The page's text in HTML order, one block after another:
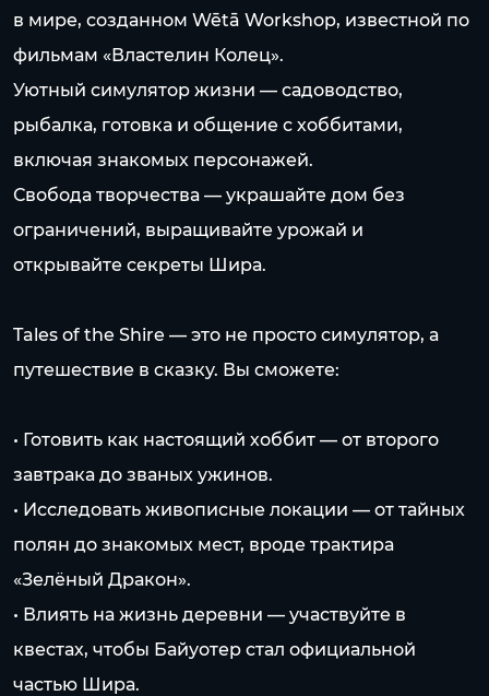
в мире, созданном Wētā Workshop, известной по
фильмам «Властелин Колец».
Уютный симулятор жизни — садоводство,
рыбалка, готовка и общение с хоббитами,
включая знакомых персонажей.
Свобода творчества — украшайте дом без
ограничений, выращивайте урожай и
открывайте секреты Шира.
Tales of the Shire — это не просто симулятор, а
путешествие в сказку. Вы сможете:
• Готовить как настоящий хоббит — от второго
завтрака до званых ужинов.
• Исследовать живописные локации — от тайных
полян до знакомых мест, вроде трактира
«Зелёный Дракон».
• Влиять на жизнь деревни — участвуйте в
квестах, чтобы Байуотер стал официальной
частью Шира.